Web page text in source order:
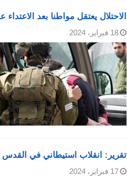
الاحتلال يعتقل مواطنا بعد
18 فبراير، 2024
تقرير: انقلاب استيطاني في
17 فبراير، 2024